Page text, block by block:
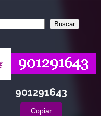
Buscar
901291643
Copiar